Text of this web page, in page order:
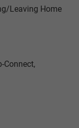
Leaving Home
Connect,